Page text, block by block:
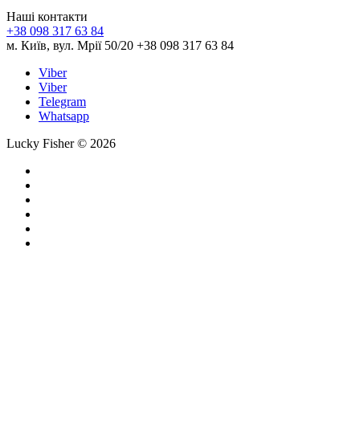
Наші контакти
+38 098 317 63 84
м. Київ, вул. Мрії 50/20 +38 098 317 63 84
Viber
Viber
Telegram
Whatsapp
Lucky Fisher © 2026